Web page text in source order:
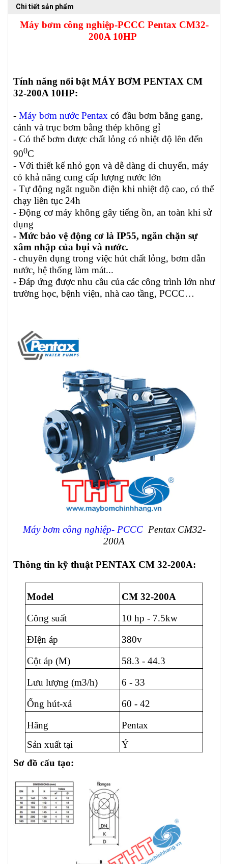
Chi tiết sản phẩm
Máy bơm công nghiệp-PCCC Pentax CM32-
200A 10HP
Tính năng nổi bật MÁY BƠM PENTAX CM
32-200A 10HP:
- Máy bơm nước Pentax có đầu bơm bằng gang,
cánh và trục bơm bằng thép không gỉ
- Có thể bơm được chất lỏng có nhiệt độ lên đến
900C
- Với thiết kế nhỏ gọn và dễ dàng di chuyển, máy
có khả năng cung cấp lượng nước lớn
- Tự động ngắt nguồn điện khi nhiệt độ cao, có thể
chạy liên tục 24h
- Động cơ máy không gây tiếng ồn, an toàn khi sử
dụng
- Mức bảo vệ động cơ là IP55, ngăn chặn sự
xâm nhập của bụi và nước.
- chuyên dụng trong việc hút chất lỏng, bơm dẫn
nước, hệ thống làm mát...
- Đáp ứng được nhu cầu của các công trình lớn như
trường học, bệnh viện, nhà cao tầng, PCCC…
Máy bơm công nghiệp- PCCCPentax CM32-
200A
Thông tin kỹ thuật PENTAX CM 32-200A:
Model
CM 32-200A
Công suất
10 hp - 7.5kw
ĐIện áp
380v
Cột áp (M)
58.3 - 44.3
Lưu lượng (m3/h)
6 - 33
Ống hút-xả
60 - 42
Hãng
Pentax
Sản xuất tại
Ý
Sơ đồ cấu tạo: